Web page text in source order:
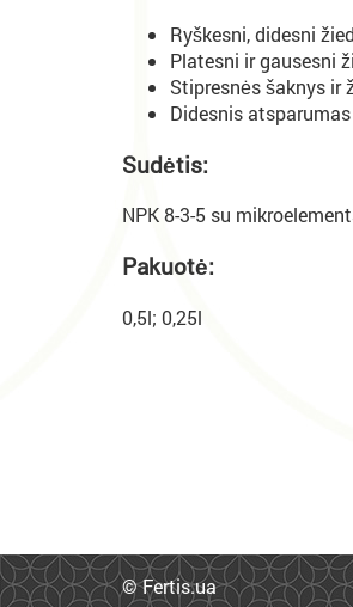
Ryškesni, didesni
Platesni ir gausesni
Stipresnės šaknys ir
Didesnis
Sudėtis:
NPK 8-3-5 su
Pakuotė:
0,5l; 0,25l
© Fertis.ua